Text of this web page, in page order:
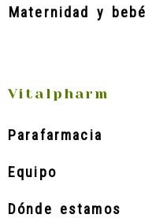
Maternidad y bebé
Vitalpharm
Parafarmacia
Equipo
Dónde estamos